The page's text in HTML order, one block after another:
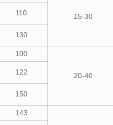
15-30
110
130
100
20-40
122
150
143